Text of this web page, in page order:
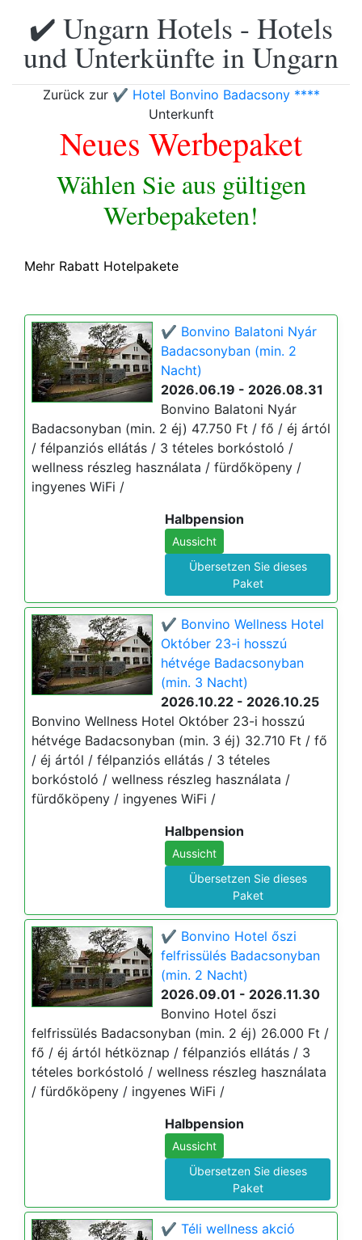
✔️ Ungarn Hotels - Hotels
und Unterkünfte in Ungarn
Zurück zur ✔️ Hotel Bonvino Badacsony ****
Unterkunft
Neues Werbepaket
Wählen Sie aus gültigen
Werbepaketen!
Mehr Rabatt Hotelpakete
✔️ Bonvino Balatoni Nyár
Badacsonyban (min. 2
Nacht)
2026.06.19 - 2026.08.31
Bonvino Balatoni Nyár
Badacsonyban (min. 2 éj) 47.750 Ft / fő / éj ártól
/ félpanziós ellátás / 3 tételes borkóstoló /
wellness részleg használata / fürdőköpeny /
ingyenes WiFi /
Halbpension
Aussicht
Übersetzen Sie dieses
Paket
✔️ Bonvino Wellness Hotel
Október 23-i hosszú
hétvége Badacsonyban
(min. 3 Nacht)
2026.10.22 - 2026.10.25
Bonvino Wellness Hotel Október 23-i hosszú
hétvége Badacsonyban (min. 3 éj) 32.710 Ft / fő
/ éj ártól / félpanziós ellátás / 3 tételes
borkóstoló / wellness részleg használata /
fürdőköpeny / ingyenes WiFi /
Halbpension
Aussicht
Übersetzen Sie dieses
Paket
✔️ Bonvino Hotel őszi
felfrissülés Badacsonyban
(min. 2 Nacht)
2026.09.01 - 2026.11.30
Bonvino Hotel őszi
felfrissülés Badacsonyban (min. 2 éj) 26.000 Ft /
fő / éj ártól hétköznap / félpanziós ellátás / 3
tételes borkóstoló / wellness részleg használata
/ fürdőköpeny / ingyenes WiFi /
Halbpension
Aussicht
Übersetzen Sie dieses
Paket
✔️ Téli wellness akció